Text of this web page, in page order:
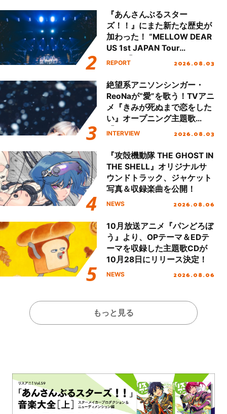
『あんさんぶるスター
ズ！！』にまた新たな歴史が
加わった！ “MELLOW DEAR
US 1st JAPAN Tour
Final「NICE to meet YOU
ート!!
REPORT 2026.08.03
絶望系アニソンシンガー・
ReoNaが“愛”を歌う！TVアニ
メ『きみが死ぬまで恋をした
い』オープニング主題歌
「Amore」インタビュー
INTERVIEW 2026.08.03
『攻殻機動隊 THE GHOST IN
THE SHELL』オリジナルサ
ウンドトラック、ジャケット
写真＆収録楽曲を公開！
NEWS 2026.08.06
10月放送アニメ『パンどろぼ
う』より、OPテーマ＆EDテ
ーマを収録した主題歌CDが
10月28日にリリース決定！
NEWS 2026.08.06
もっと見る